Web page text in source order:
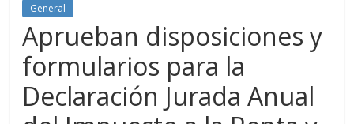
General
Aprueban disposiciones y
formularios para la
Declaración Jurada Anual